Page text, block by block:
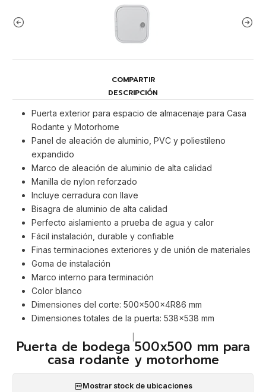
COMPARTIR
DESCRIPCIÓN
Puerta exterior para espacio de almacenaje para Casa
Rodante y Motorhome
Panel de aleación de aluminio, PVC y poliestileno
expandido
Marco de aleación de aluminio de alta calidad
Manilla de nylon reforzado
Incluye cerradura con llave
Bisagra de aluminio de alta calidad
Perfecto aislamiento a prueba de agua y calor
Fácil instalación, durable y confiable
Finas terminaciones exteriores y de unión de materiales
Goma de instalación
Marco interno para terminación
Color blanco
Dimensiones del corte: 500x500x4R86 mm
Dimensiones totales de la puerta: 538x538 mm
Puerta de bodega 500x500 mm para
casa rodante y motorhome
Mostrar stock de ubicaciones